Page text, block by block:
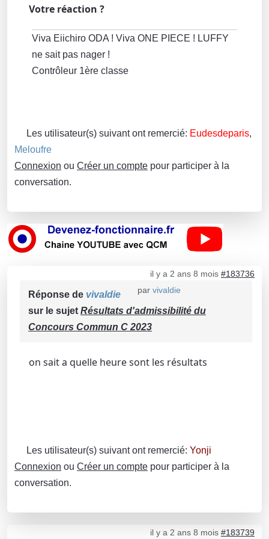
Votre réaction ?
Viva Eiichiro ODA ! Viva ONE PIECE ! LUFFY
ne sait pas nager !
Contrôleur 1ère classe
Les utilisateur(s) suivant ont remercié: Eudesdeparis,
Meloufre
Connexion ou Créer un compte pour participer à la
conversation.
il y a 2 ans 8 mois #183736
par vivaldie
Réponse de vivaldie
sur le sujet Résultats d'admissibilité du
Concours Commun C 2023
on sait a quelle heure sont les résultats
Les utilisateur(s) suivant ont remercié: Yonji
Connexion ou Créer un compte pour participer à la
conversation.
il y a 2 ans 8 mois #183739